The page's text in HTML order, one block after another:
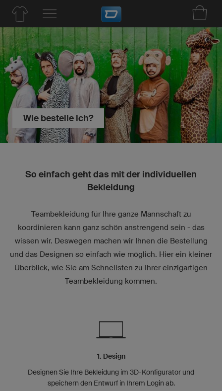
Wie bestelle ich?
So einfach geht das mit der individuellen
Bekleidung
Teambekleidung für Ihre ganze Mannschaft zu
koordinieren kann ganz schön anstrengend sein - das
wissen wir. Deswegen machen wir Ihnen die Bestellung
und das Designen so einfach wie möglich. Hier ein kleiner
Überblick, wie Sie am Schnellsten zu Ihrer einzigartigen
Teambekleidung kommen.
1. Design
Designen Sie Ihre Bekleidung im 3D-Konfigurator und
speichern den Entwurf in Ihrem Login ab.